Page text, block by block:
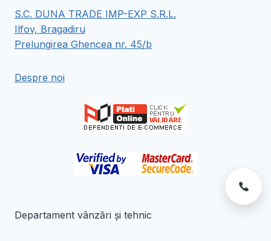
S.C. DUNA TRADE IMP-EXP S.R.L.
Ilfov, Bragadiru
Prelungirea Ghencea nr. 45/b
Despre noi
Departament vânzări și tehnic